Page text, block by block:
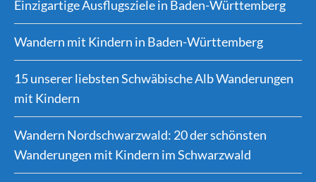
Einzigartige Ausflugsziele in Baden-Württemberg
Wandern mit Kindern in Baden-Württemberg
15 unserer liebsten Schwäbische Alb Wanderungen
mit Kindern
Wandern Nordschwarzwald: 20 der schönsten
Wanderungen mit Kindern im Schwarzwald